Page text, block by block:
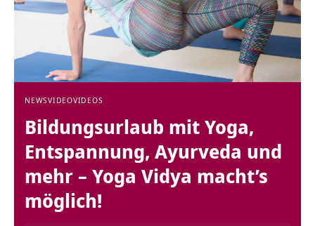
NEWSVIDEOVIDEOS
Bildungsurlaub mit Yoga,
Entspannung, Ayurveda und
mehr – Yoga Vidya macht’s
möglich!